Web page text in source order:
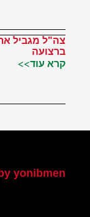
צה"ל מגביל
ברצועה
קרא עוד>>
yonibmen